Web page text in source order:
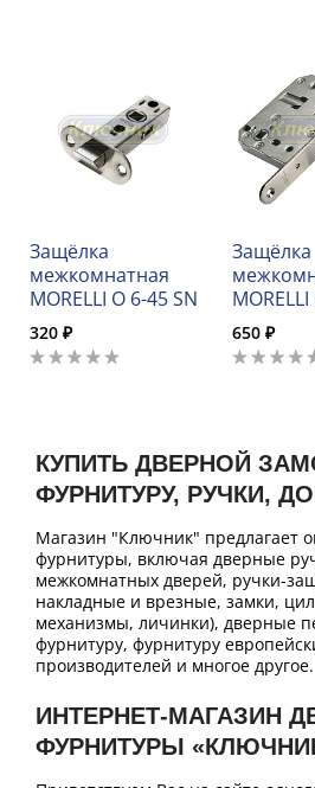
Защёлка
межкомнатная
MORELLI O 6-45 SN
320 ₽
Защёлка
650 ₽
КУПИТЬ ДВЕРНОЙ
ФУРНИТУРУ, РУЧКИ,
Магазин "Ключник" предлагает
фурнитуры, включая дверные
межкомнатных дверей, ручки-
накладные и врезные, замки,
механизмы, личинки), дверные
фурнитуру, фурнитуру
производителей и многое другое.
ИНТЕРНЕТ-МАГАЗИН
ФУРНИТУРЫ